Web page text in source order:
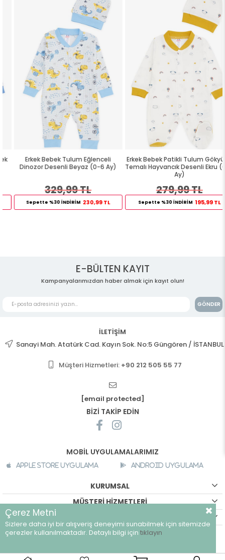
Erkek Bebek Tulum Eğlenceli
Dinozor Desenli Beyaz (0-6 Ay)
329,99 TL
Sepette %30 İNDİRİM 230,99 TL
Erkek Bebek Patikli Tulum Gökyüzü
Temalı Hayvancık Desenli Ekru (0-6
279,99 TL
Sepette %30 İNDİRİM 195,99 TL
E-BÜLTEN KAYIT
Kampanyalarımızdan haber almak için kayıt olun!
GÖNDER
İLETİŞİM
Sanayi Mah. Atatürk Cad. Kayın Sok. No:5 Güngören / İSTANBUL
Müşteri Hizmetleri: +90 212 505 55 77
[email protected]
BİZİ TAKİP EDİN
MOBİL UYGULAMALARIMIZ
Apple Store Uygulama Android Uygulama
KURUMSAL
MÜŞTERİ HİZMETLERİ
©breeze.com.tr - Tüm hakları saklıdır.
Çerez Metni
Sizlere daha iyi bir alışveriş deneyimi sunabilmek için sitemizde
çerezler kullanılmaktadır. Detaylı bilgi için tıklayın